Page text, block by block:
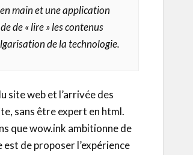
main et une application
de « lire » les contenus
de la technologie.
site web et l’arrivée des
sans être expert en html.
que wow.ink ambitionne de
de proposer l’expérience